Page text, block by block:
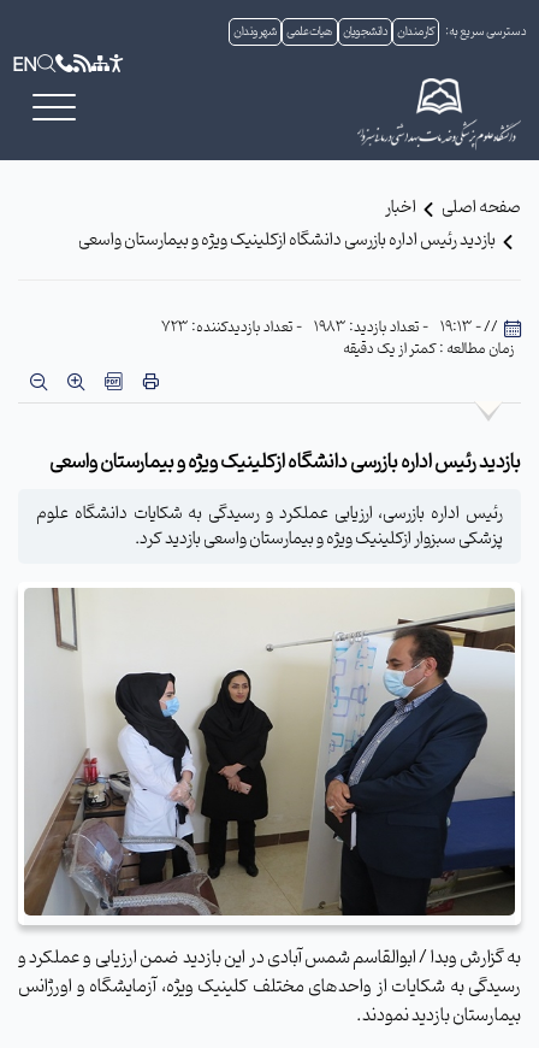
دسترسی سریع به: کارمندان دانشجویان هیات علمی شهروندان
EN
صفحه اصلی
اخبار
بازدید رئیس اداره بازرسی دانشگاه ازکلینیک ویژه و بیمارستان واسعی
// - 19:13 - تعداد بازدید: 1983
- تعداد بازدیدکننده: 723
زمان مطالعه : کمتر از یک دقیقه
بازدید رئیس اداره بازرسی دانشگاه ازکلینیک ویژه و بیمارستان واسعی
رئیس اداره بازرسی، ارزیابی عملکرد و رسیدگی به شکایات دانشگاه علوم
پزشکی سبزوار ازکلینیک ویژه و بیمارستان واسعی بازدید کرد.
به گزارش وبدا / ابوالقاسم شمس آبادی در این بازدید ضمن ارزیابی و عملکرد و
رسیدگی به شکایات از واحدهای مختلف کلینیک ویژه، آزمایشگاه و اورژانس
بیمارستان بازدید نمودند.